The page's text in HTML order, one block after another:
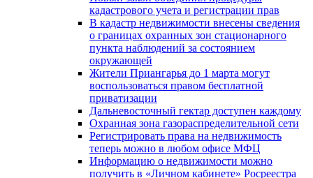
кадастрового учета и регистрации прав
В кадастр недвижимости внесены сведения
о границах охранных зон стационарного
пункта наблюдений за состоянием
окружающей
Жители Приангарья до 1 марта могут
воспользоваться правом бесплатной
приватизации
Дальневосточный гектар доступен каждому
Охранная зона газораспределительной сети
Регистрировать права на недвижимость
теперь можно в любом офисе МФЦ
Информацию о недвижимости можно
получить в «Личном кабинете» Росреестра